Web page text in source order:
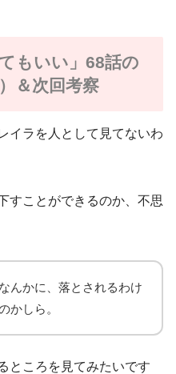
もいい」68話の
＆次回考察
イラを人として見てないわ
すことができるのか、不思
んかに、落とされるわけ
かしら。
ところを見てみたいです